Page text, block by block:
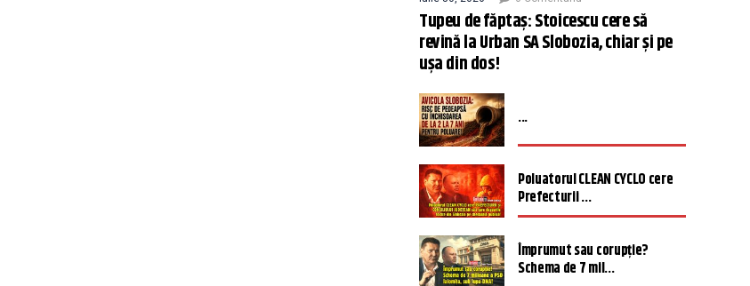
Tupeu de făptaș: Stoicescu cere să
revină la Urban SA Slobozia, chiar și pe
ușa din dos!
...
Poluatorul CLEAN CYCLO cere
Prefecturii ...
Împrumut sau corupție?
Schema de 7 mil...